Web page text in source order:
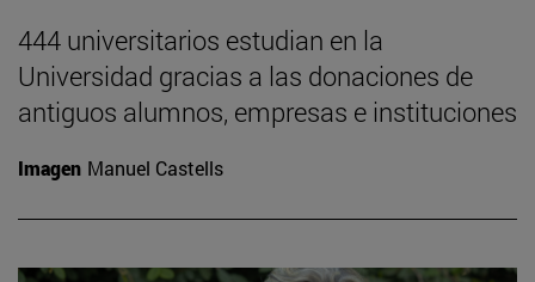
444 universitarios estudian en la
Universidad gracias a las donaciones de
antiguos alumnos, empresas e instituciones
Imagen Manuel Castells